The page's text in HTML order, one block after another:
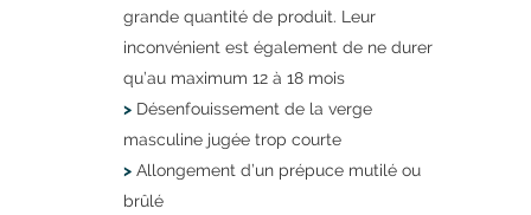
grande quantité de produit. Leur
inconvénient est également de ne durer
qu’au maximum 12 à 18 mois
> Désenfouissement de la verge
masculine jugée trop courte
> Allongement d’un prépuce mutilé ou
brûlé